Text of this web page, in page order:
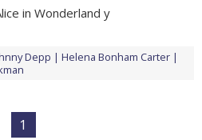
in Wonderland y
Depp
Helena Bonham Carter
1